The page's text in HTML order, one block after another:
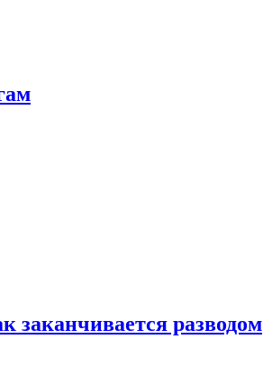
заканчивается разводом